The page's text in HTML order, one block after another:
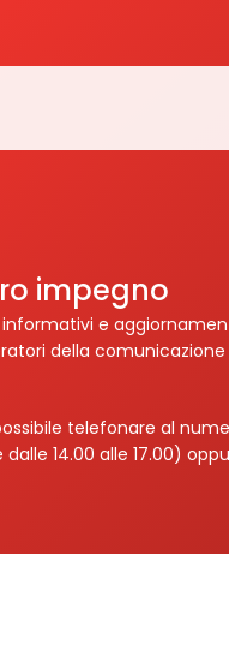
impegno
e
della
telefonare al
14.00 alle 17.00)